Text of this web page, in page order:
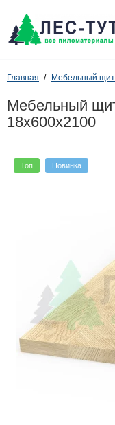
Главная Мебельный
Мебельный
18х600х2100
Топ Новинка